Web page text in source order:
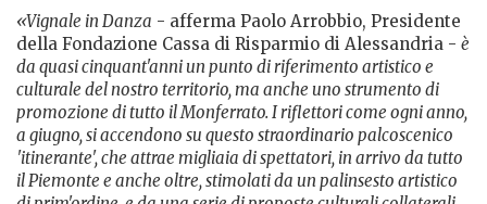
«Vignale in Danza - afferma Paolo Arrobbio, Presidente
della Fondazione Cassa di Risparmio di Alessandria - è
da quasi cinquant'anni un punto di riferimento artistico e
culturale del nostro territorio, ma anche uno strumento di
promozione di tutto il Monferrato. I riflettori come ogni anno,
a giugno, si accendono su questo straordinario palcoscenico
'itinerante', che attrae migliaia di spettatori, in arrivo da tutto
il Piemonte e anche oltre, stimolati da un palinsesto artistico